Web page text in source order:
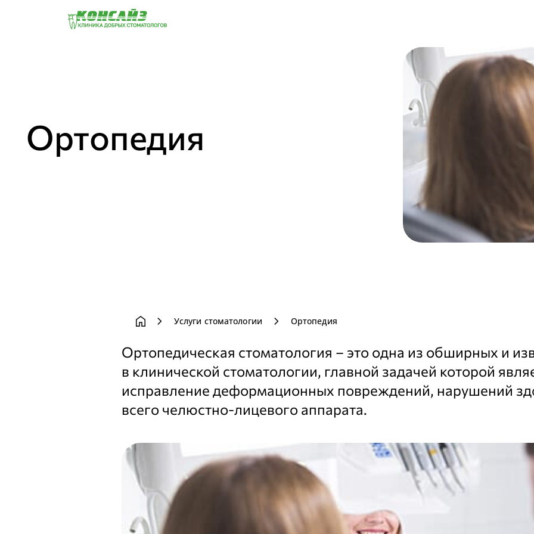
Ортопедия
home chevron_right Услуги стоматологии chevron_right Ортопедия
Ортопедическая стоматология – это одна из обширных и
в клинической стоматологии, главной задачей которой
исправление деформационных повреждений, нарушений
всего челюстно-лицевого аппарата.